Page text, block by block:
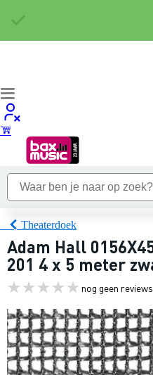
Theaterdoek
Adam Hall
201 4 x 5 meter
nog geen reviews